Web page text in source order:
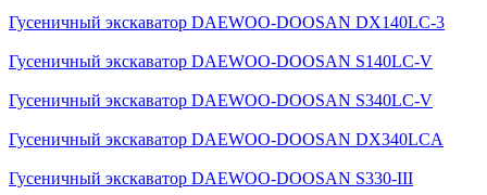
Гусеничный экскаватор DAEWOO-DOOSAN DX140LC-3
Гусеничный экскаватор DAEWOO-DOOSAN S140LC-V
Гусеничный экскаватор DAEWOO-DOOSAN S340LC-V
Гусеничный экскаватор DAEWOO-DOOSAN DX340LCA
Гусеничный экскаватор DAEWOO-DOOSAN S330-III